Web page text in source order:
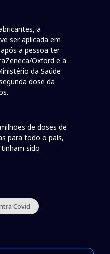
a
ser aplicada em
a pessoa ter
Oxford e a
da Saúde
dose da
de doses de
para todo o país,
sido
Covid